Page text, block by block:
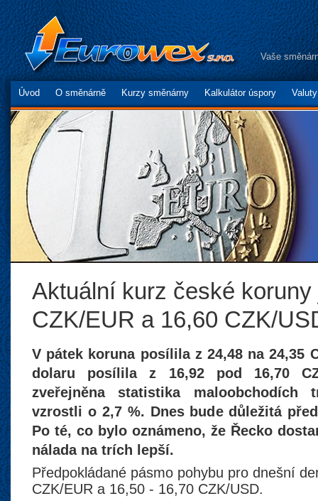
Vaše
Úvod O směnárně Kurzy směnárny Kalkulátor úspory
Aktuální kurz české koruny
CZK/EUR a 16,60 CZK/
V pátek koruna posílila z 24,48 na 24,35
dolaru posílila z 16,92 pod 16,70
zveřejněna statistika maloobchodích
vzrostli o 2,7 %. Dnes bude důležitá
Po té, co bylo oznámeno, že Řecko
nálada na trích lepší.
Předpokládané pásmo pohybu pro dnešní
CZK/EUR a 16,50 - 16,70 CZK/USD.